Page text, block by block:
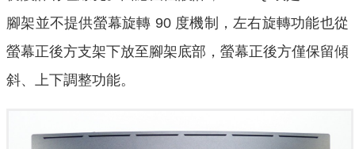
腳架並不提供螢幕旋轉 90 度機制，左右旋轉功能也從
螢幕正後方支架下放至腳架底部，螢幕正後方僅保留傾
斜、上下調整功能。